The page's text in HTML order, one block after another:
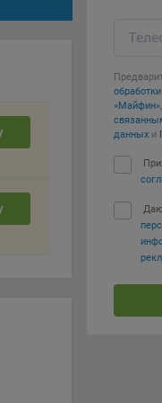
«Майфин»
данных и